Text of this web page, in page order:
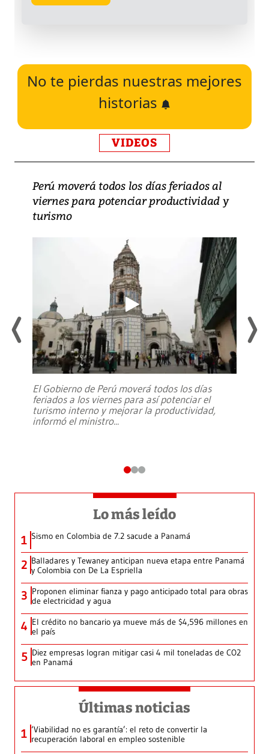
No te pierdas nuestras mejores
historias
VIDEOS
Perú moverá todos los días feriados al
viernes para potenciar productividad y
turismo
El Gobierno de Perú moverá todos los días
feriados a los viernes para así potenciar el
turismo interno y mejorar la productividad,
informó el ministro...
Lo más leído
1 Sismo en Colombia de 7.2 sacude a Panamá
2 Balladares y Tewaney anticipan nueva etapa entre Panamá
y Colombia con De La Espriella
3 Proponen eliminar fianza y pago anticipado total para obras
de electricidad y agua
4 El crédito no bancario ya mueve más de $4,596 millones en
el país
5 Diez empresas logran mitigar casi 4 mil toneladas de CO2
en Panamá
Últimas noticias
1 ‘Viabilidad no es garantía’: el reto de convertir la
recuperación laboral en empleo sostenible